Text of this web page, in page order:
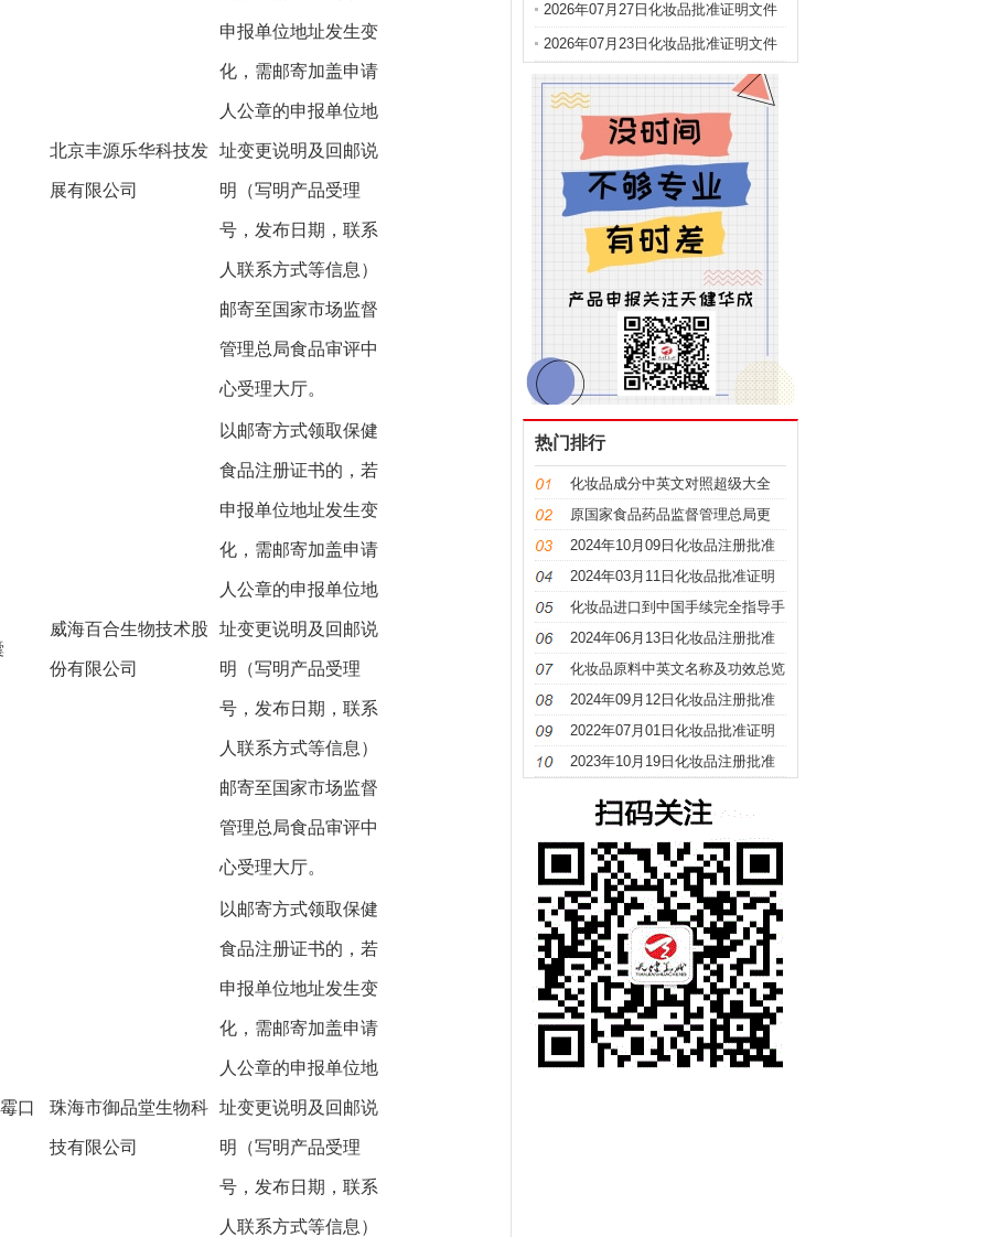
北京丰源乐华科技发
展有限公司
申报单位地址发生变
化，需邮寄加盖申请
人公章的申报单位地
址变更说明及回邮说
明（写明产品受理
号，发布日期，联系
人联系方式等信息）
邮寄至国家市场监督
管理总局食品审评中
心受理大厅。
威海百合生物技术股
份有限公司
以邮寄方式领取保健
食品注册证书的，若
申报单位地址发生变
化，需邮寄加盖申请
人公章的申报单位地
址变更说明及回邮说
明（写明产品受理
号，发布日期，联系
人联系方式等信息）
邮寄至国家市场监督
管理总局食品审评中
心受理大厅。
口 珠海市御品堂生物科
技有限公司
以邮寄方式领取保健
食品注册证书的，若
申报单位地址发生变
化，需邮寄加盖申请
人公章的申报单位地
址变更说明及回邮说
明（写明产品受理
号，发布日期，联系
人联系方式等信息）
告》问答
2026年07月27日化妆品批准证明文件
送达信息
2026年07月23日化妆品批准证明文件
送达信息
热门排行
化妆品成分中英文对照超级大全
原国家食品药品监督管理总局更
名，“CFDA”变“NMPA”
2024年10月09日化妆品注册批准
证明文件送达信息
2024年03月11日化妆品批准证明
文件送达信息发布
化妆品进口到中国手续完全指导手
册
2024年06月13日化妆品注册批准
证明文件送达信息
化妆品原料中英文名称及功效总览
（S－Z）
2024年09月12日化妆品注册批准
证明文件送达信息
2022年07月01日化妆品批准证明
文件待领取信息发布
2023年10月19日化妆品注册批准